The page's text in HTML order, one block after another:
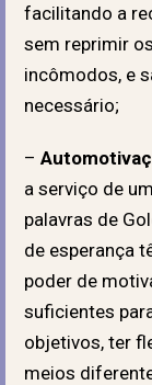
facilitando a
sem reprimir
incômodos, e
necessário;
–
a serviço de
palavras de
de esperança
poder de
suficientes
objetivos, ter
meios